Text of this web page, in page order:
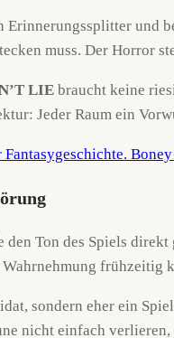
und
muss. Der Horror
LIE braucht keine
Jeder Raum ein
den Ton des Spiels
frühzeitig
sondern eher ein
nicht einfach